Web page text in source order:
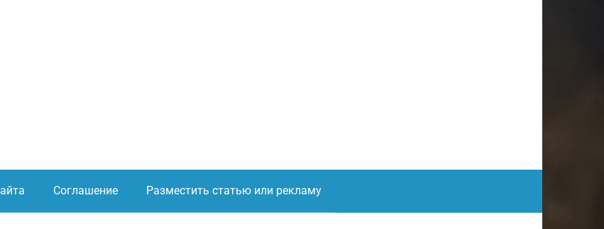
Соглашение Разместить статью или рекламу